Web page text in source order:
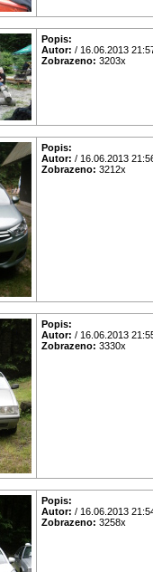
Popis:
Autor: / 16.06.2013
Zobrazeno: 3203x
Popis:
Autor: / 16.06.2013
Zobrazeno: 3212x
Popis:
Autor: / 16.06.2013
Zobrazeno: 3330x
Popis:
Autor: / 16.06.2013
Zobrazeno: 3258x